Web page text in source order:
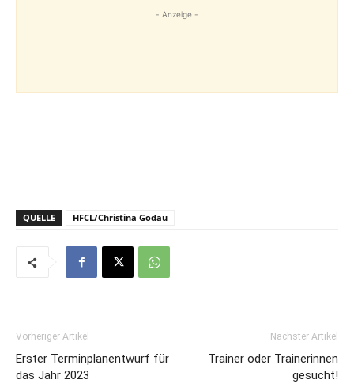
- Anzeige -
QUELLE HFCL/Christina Godau
Vorheriger Artikel
Erster Terminplanentwurf für
das Jahr 2023
Nächster Artikel
Trainer oder Trainerinnen
gesucht!